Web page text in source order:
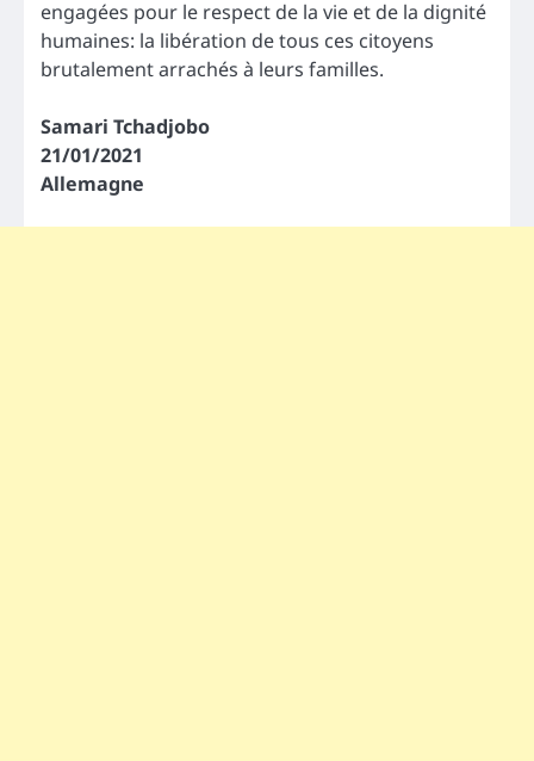
engagées pour le respect de la vie et de la dignité
humaines: la libération de tous ces citoyens
brutalement arrachés à leurs familles.
Samari Tchadjobo
21/01/2021
Allemagne